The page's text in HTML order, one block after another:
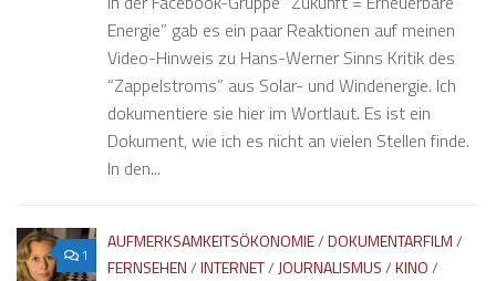
Energie” gab es ein paar Reaktionen auf meinen
Video-Hinweis zu Hans-Werner Sinns Kritik des
“Zappelstroms” aus Solar- und Windenergie. Ich
dokumentiere sie hier im Wortlaut. Es ist ein
Dokument, wie ich es nicht an vielen Stellen finde.
In den...
1
AUFMERKSAMKEITSÖKONOMIE/DOKUMENTARFILM/
FERNSEHEN/INTERNET/JOURNALISMUS/KINO/